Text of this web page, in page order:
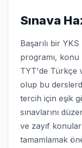
Sınava
Başarılı bir
programı, konu
TYT'de Türkçe
olup bu
tercih için eşik
sınavlarını
ve zayıf
tamamlamak